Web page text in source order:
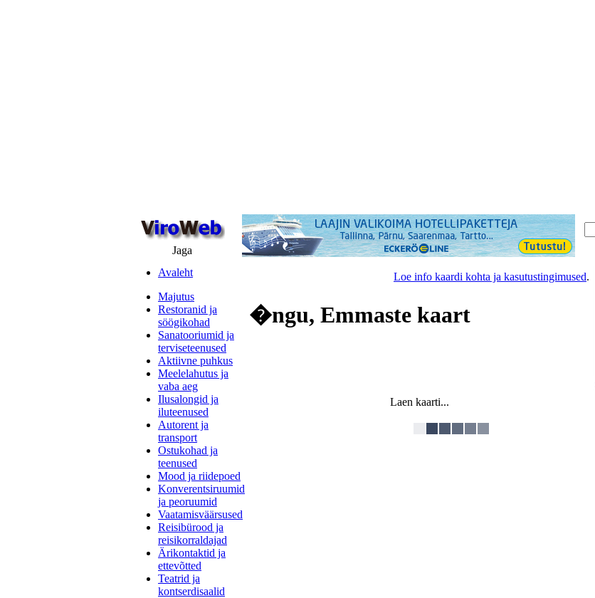
Jaga
Avaleht
Majutus
Restoranid ja
söögikohad
Sanatooriumid ja
terviseteenused
Aktiivne puhkus
Meelelahutus ja
vaba aeg
Ilusalongid ja
iluteenused
Autorent ja
transport
Ostukohad ja
teenused
Mood ja riidepoed
Konverentsiruumid
ja peoruumid
Vaatamisväärsused
Reisibürood ja
reisikorraldajad
Ärikontaktid ja
ettevõtted
Teatrid ja
kontserdisaalid
Loe info kaardi kohta ja kasutustingimused.
�ngu, Emmaste kaart
Laen kaarti...